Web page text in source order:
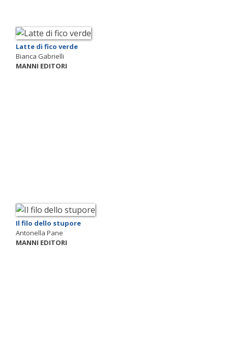
Latte di fico verde
Bianca Gabrielli
MANNI EDITORI
Il filo dello stupore
Antonella Pane
MANNI EDITORI